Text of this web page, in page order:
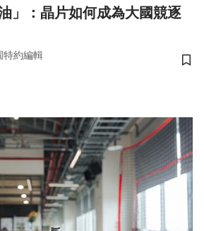
」：晶片如何成為大國競逐
特約編輯
儲